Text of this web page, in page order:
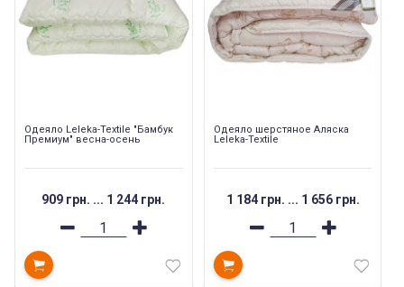
Одеяло Leleka-Textile "Бамбук
Премиум" весна-осень
909 грн. ... 1 244 грн.
Одеяло шерстяное Аляска
Leleka-Textile
1 184 грн. ... 1 656 грн.